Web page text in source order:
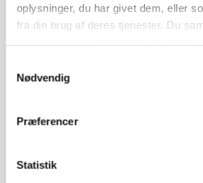
oplysninger, du har givet dem, eller
fra din brug af deres tjenester. Du
Nødvendig
Præferencer
Statistik
POLITIK
gødskningslov